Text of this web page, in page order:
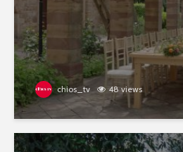
chios_tv 48 views